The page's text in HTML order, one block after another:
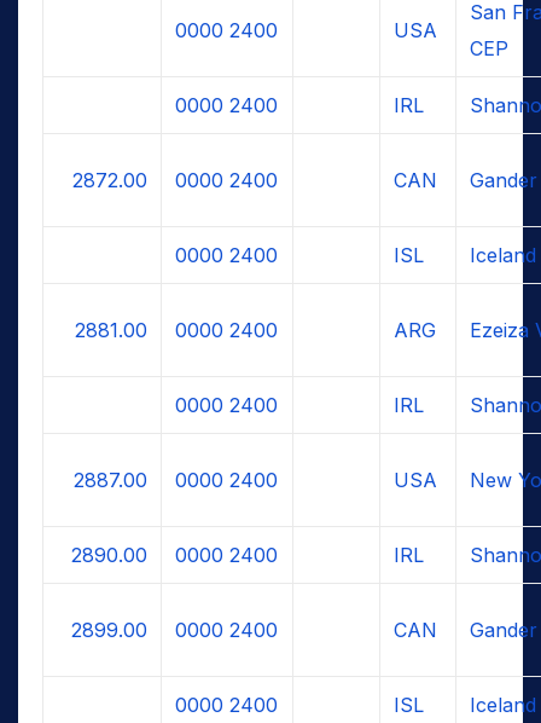
0000 2400 USA
San
CEP
0000 2400 IRL
2872.00 0000 2400 CAN
0000 2400 ISL Iceland
2881.00 0000 2400 ARG Ezeiza
0000 2400 IRL
2887.00 0000 2400 USA New
2890.00 0000 2400 IRL
2899.00 0000 2400 CAN
0000 2400 ISL Iceland